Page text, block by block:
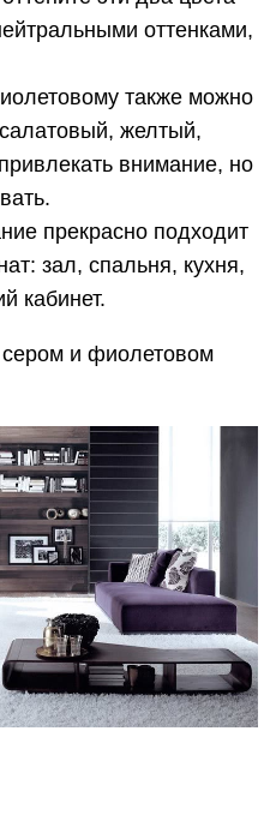
оттенками,
также можно
желтый,
внимание, но
прекрасно подходит
зал, спальня, кухня,
кабинет.
и фиолетовом